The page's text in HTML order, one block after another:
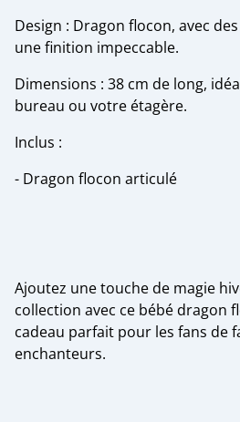
Design : Dragon flocon, avec
une finition impeccable.
Dimensions : 38 cm de long,
bureau ou votre étagère.
Inclus :
- Dragon flocon articulé
Ajoutez une touche de magie
collection avec ce bébé dragon
cadeau parfait pour les fans de
enchanteurs.